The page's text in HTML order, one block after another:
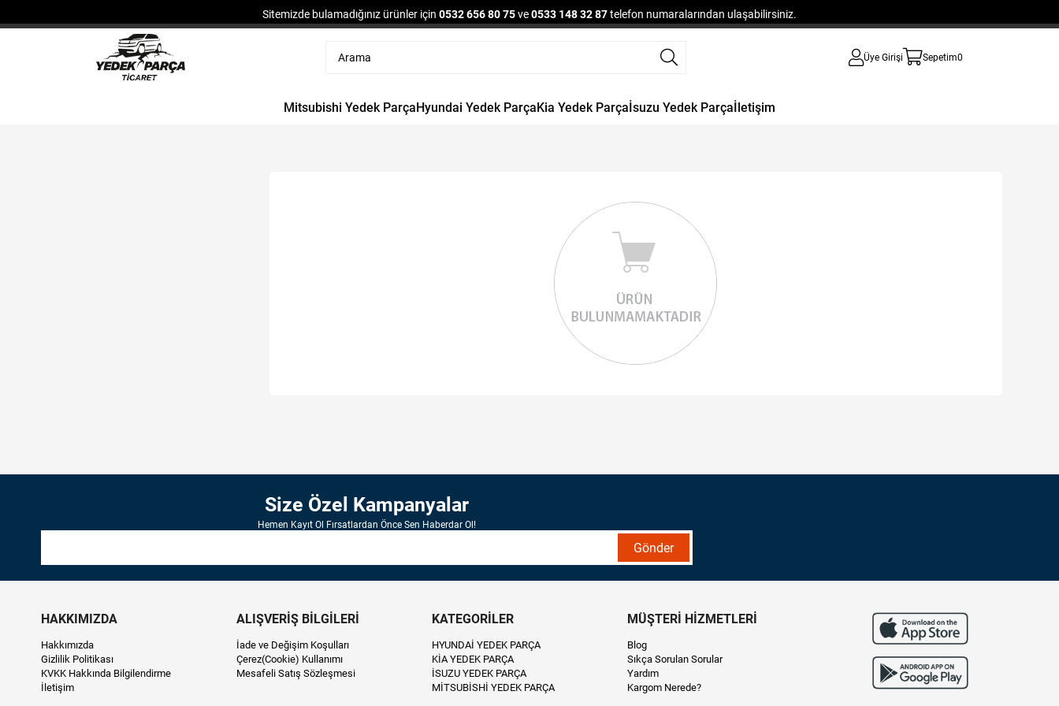
Sitemizde bulamadığınız ürünler için 0532 656 80 75ve0533 148 32 87telefon numaralarından ulaşabilirsiniz.
Üye Girişi Sepetim0
Mitsubishi Yedek ParçaHyundai Yedek ParçaKia Yedek Parçaİsuzu Yedek Parçaİletişim
Size Özel Kampanyalar
Hemen Kayıt Ol Fırsatlardan Önce Sen Haberdar Ol!
Gönder
HAKKIMIZDA
Hakkımızda
Gizlilik Politikası
KVKK Hakkında Bilgilendirme
İletişim
ALIŞVERİŞ BİLGİLERİ
İade ve Değişim Koşulları
Çerez(Cookie) Kullanımı
Mesafeli Satış Sözleşmesi
KATEGORİLER
HYUNDAİ YEDEK PARÇA
KİA YEDEK PARÇA
İSUZU YEDEK PARÇA
MİTSUBİSHİ YEDEK PARÇA
MÜŞTERİ HİZMETLERİ
Blog
Sıkça Sorulan Sorular
Yardım
Kargom Nerede?